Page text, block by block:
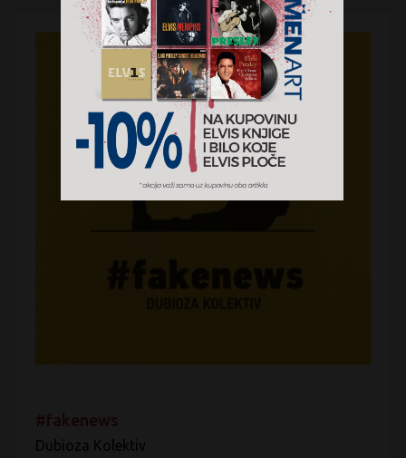
Dubioza Kolektiv